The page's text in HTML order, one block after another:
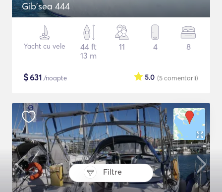
Filtre
Gib'sea 444
Yacht cu vele
44 ft
13 m
11 4 8
$631 /noapte (5comentarii)
5.0